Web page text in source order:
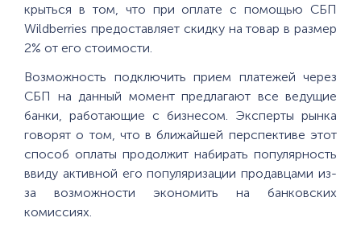
крыться в том, что при оплате с помощью СБП
Wildberries предоставляет скидку на товар в размер
2% от его стоимости.
Возможность подключить прием платежей через
СБП на данный момент предлагают все ведущие
банки, работающие с бизнесом. Эксперты рынка
говорят о том, что в ближайшей перспективе этот
способ оплаты продолжит набирать популярность
ввиду активной его популяризации продавцами из-
за возможности экономить на банковских
комиссиях.